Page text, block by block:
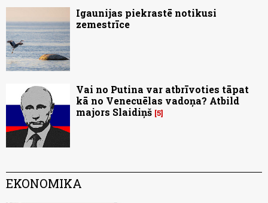
Igaunijas piekrastē notikusi
zemestrīce
Vai no Putina var atbrīvoties tāpat
kā no Venecuēlas vadoņa? Atbild
majors Slaidiņš 5
EKONOMIKA